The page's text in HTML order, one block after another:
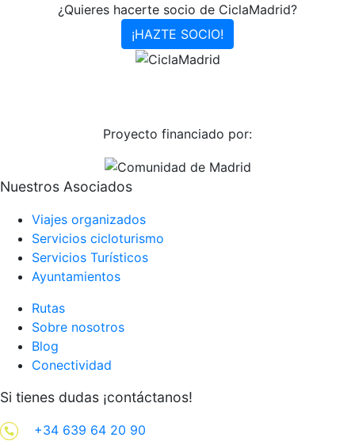
¿Quieres hacerte socio de CiclaMadrid?
¡HAZTE SOCIO!
Proyecto financiado por:
Nuestros Asociados
Viajes organizados
Servicios cicloturismo
Servicios Turísticos
Ayuntamientos
Rutas
Sobre nosotros
Blog
Conectividad
Si tienes dudas ¡contáctanos!
+34 639 64 20 90